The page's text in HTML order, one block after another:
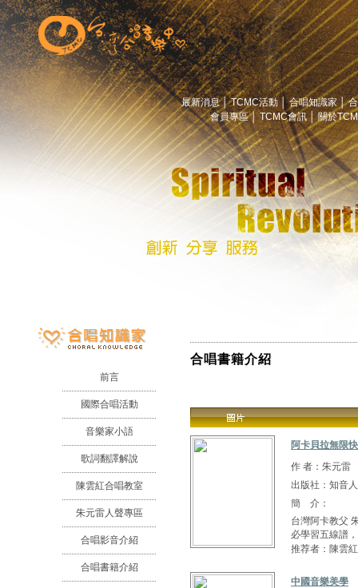
最新消息│ TCMC活動│ 合唱知識家│
會員專區│ TCMC會訊│ 關於
前言
國際合唱活動
音樂家小語
歌詞翻譯解說
陳雲紅合唱教室
朱元雷人聲專區
合唱影音介紹
合唱書籍介紹
合唱書籍介紹
阿卡貝拉無限
作 者：朱元雷
出版社：知音
簡 介：
台灣阿卡教父
必學習五線譜
推荐者：陳雲紅
中國音樂美學